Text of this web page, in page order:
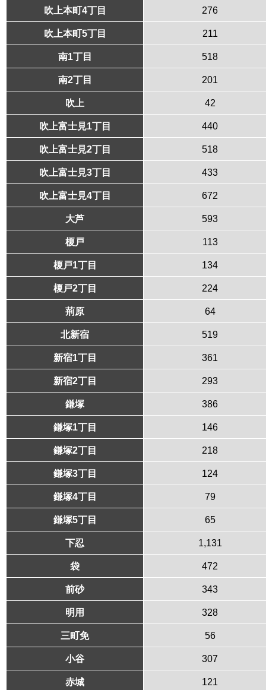
吹上本町4丁目 276
吹上本町5丁目 211
南1丁目 518
南2丁目 201
吹上 42
吹上富士見1丁目 440
吹上富士見2丁目 518
吹上富士見3丁目 433
吹上富士見4丁目 672
大芦 593
榎戸 113
榎戸1丁目 134
榎戸2丁目 224
荊原 64
北新宿 519
新宿1丁目 361
新宿2丁目 293
鎌塚 386
鎌塚1丁目 146
鎌塚2丁目 218
鎌塚3丁目 124
鎌塚4丁目 79
鎌塚5丁目 65
下忍 1,131
袋 472
前砂 343
明用 328
三町免 56
小谷 307
赤城 121